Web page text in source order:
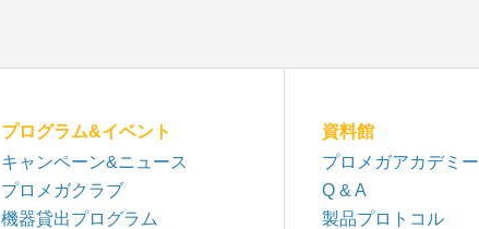
プログラム&イベント
キャンペーン&ニュース
プロメガクラブ
機器貸出プログラム
資料館
プロメガアカデミー
Q & A
製品プロトコル